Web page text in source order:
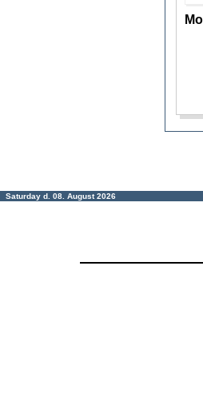
Saturday d. 08. August 2026